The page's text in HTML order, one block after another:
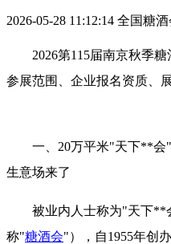
2026-05-28 11:12:14 全国糖酒
2026第115届南京秋季糖
参展范围、企业报名资质、
一、20万平米"天下**
生意场来了
被业内人士称为"天下**
称"糖酒会"），自1955年创